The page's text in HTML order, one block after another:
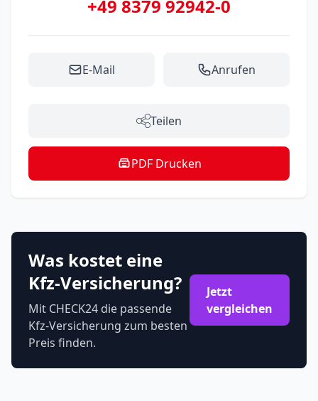
+49 8379 92942-0
E-Mail Anrufen
Teilen
PDF Drucken
Was kostet eine
Kfz-Versicherung?
Mit CHECK24 die passende
Kfz-Versicherung zum besten
Preis finden.
Jetzt
vergleichen